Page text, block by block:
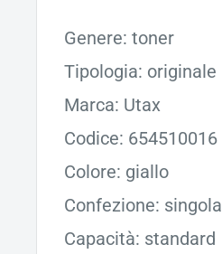
Genere: toner
Tipologia: originale
Marca: Utax
Codice: 654510016
Colore: giallo
Confezione: singola
Capacità: standard